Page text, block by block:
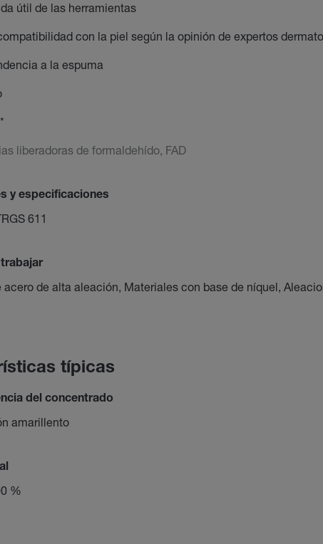
útil de las herramientas
con la piel según la opinión de expertos
a la espuma
liberadoras de formaldehído, FAD
y especificaciones
611
acero de alta aleación, Materiales con base de níquel,
típicas
del concentrado
amarillento
%